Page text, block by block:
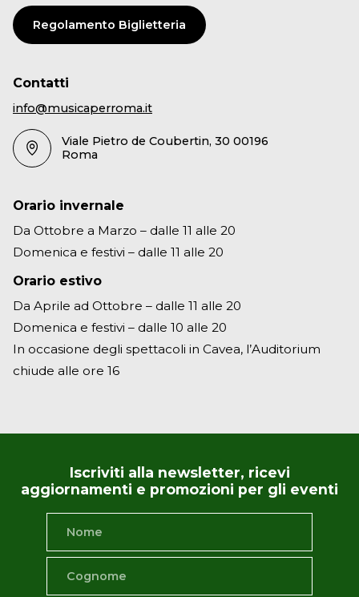
Regolamento Biglietteria
Contatti
info@musicaperroma.it
Viale Pietro de Coubertin, 30 00196
Roma
Orario invernale
Da Ottobre a Marzo – dalle 11 alle 20
Domenica e festivi – dalle 11 alle 20
Orario estivo
Da Aprile ad Ottobre – dalle 11 alle 20
Domenica e festivi – dalle 10 alle 20
In occasione degli spettacoli in Cavea, l’Auditorium
chiude alle ore 16
Iscriviti alla newsletter, ricevi
aggiornamenti e promozioni per gli eventi